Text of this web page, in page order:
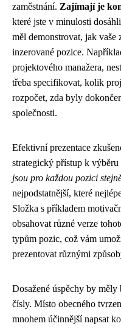
zaměstnání. Zajímají je
které jste v minulosti
měl demonstrovat, jak
inzerované pozice.
projektového manažera,
třeba specifikovat, kolik
rozpočet, zda byly
společnosti.
Efektivní prezentace
strategický přístup k
jsou pro každou pozici
nejpodstatnější, které
Složka s příkladem
obsahovat různé verze
typům pozic, což vám
prezentovat různými
Dosažené úspěchy by
čísly. Místo obecného
mnohem účinnější napsat